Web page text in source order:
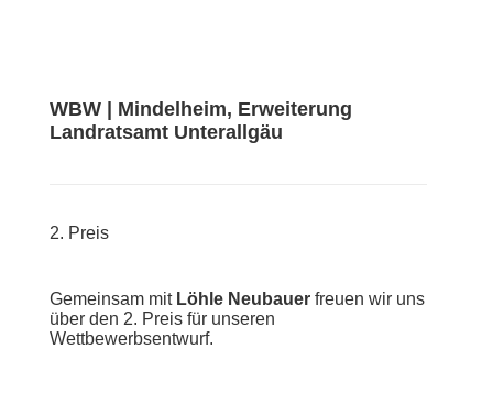
WBW | Mindelheim, Erweiterung
Landratsamt Unterallgäu
2. Preis
Gemeinsam mit Löhle Neubauerfreuen wir uns
über den 2. Preis für unseren
Wettbewerbsentwurf.